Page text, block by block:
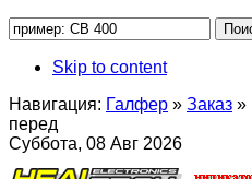
Skip to content
Навигация: Галфер » Заказ »
перед
Суббота, 08 Авг 2026